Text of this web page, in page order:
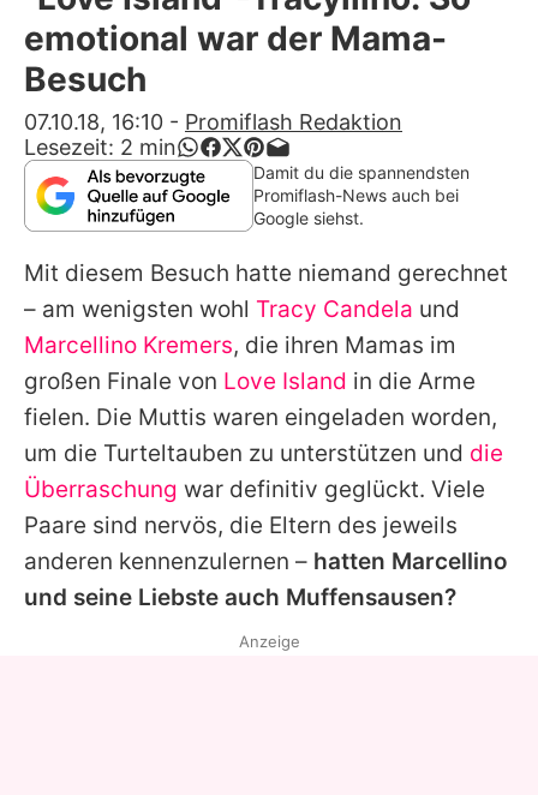
Alle Themen auf Promiflash
App runterladen
Team
Redaktionelle Richtlinien
Impressum
Datenschutzerklärung
Nutzungsbedingungen
Utiq verwalten
emotional war der Mama-
Besuch
07.10.18, 16:10 - Promiflash Redaktion
Lesezeit: 2 min
Damit du die spannendsten
Promiflash-News auch bei
Google siehst.
Mit diesem Besuch hatte niemand gerechnet
– am wenigsten wohl Tracy Candela und
Marcellino Kremers, die ihren Mamas im
großen Finale von Love Island in die Arme
fielen. Die Muttis waren eingeladen worden,
um die Turteltauben zu unterstützen und die
Überraschung war definitiv geglückt. Viele
Paare sind nervös, die Eltern des jeweils
anderen kennenzulernen – hatten Marcellino
und seine Liebste auch Muffensausen?
Anzeige